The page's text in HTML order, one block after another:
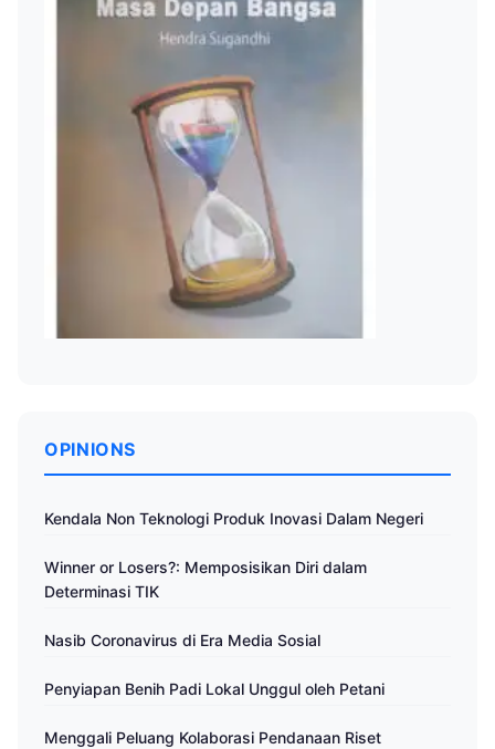
OPINIONS
Kendala Non Teknologi Produk Inovasi Dalam Negeri
Winner or Losers?: Memposisikan Diri dalam
Determinasi TIK
Nasib Coronavirus di Era Media Sosial
Penyiapan Benih Padi Lokal Unggul oleh Petani
Menggali Peluang Kolaborasi Pendanaan Riset